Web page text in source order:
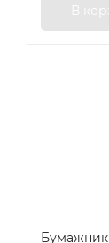
В
Бумажник